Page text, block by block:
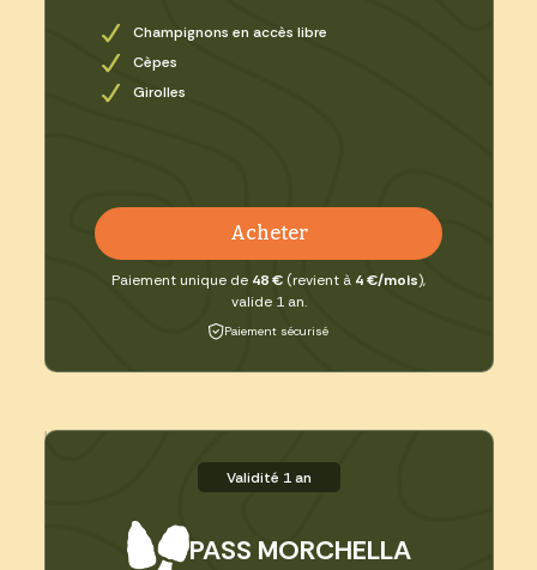
Validité 1 an
PASS MORCHELLA
Champignons en accès libre
Cèpes
Girolles
Acheter
Paiement unique de 48 € (revient à 4 €/mois),
valide 1 an.
Paiement sécurisé